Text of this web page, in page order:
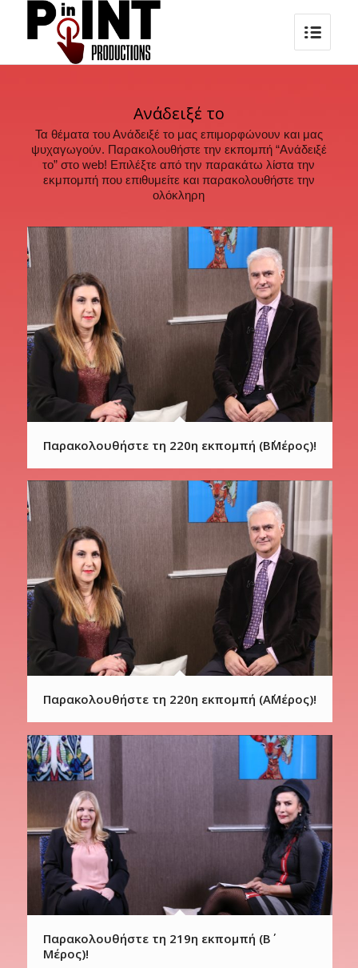
Ανάδειξέ το
Τα θέματα του Ανάδειξέ το μας επιμορφώνουν και μας
ψυχαγωγούν. Παρακολουθήστε την εκπομπή “Ανάδειξέ
το” στο web! Επιλέξτε από την παρακάτω λίστα την
εκμπομπή που επιθυμείτε και παρακολουθήστε την
ολόκληρη
Παρακολουθήστε τη 220η εκπομπή (Β΄Μέρος)!
Παρακολουθήστε τη 220η εκπομπή (Α΄Μέρος)!
Παρακολουθήστε τη 219η εκπομπή (Β΄
Μέρος)!